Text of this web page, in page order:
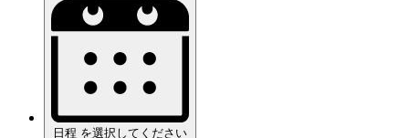
日程 を選択してください